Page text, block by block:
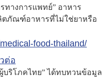
ทางการแพทย์” อาหาร
ลิตภัณฑ์อาหารที่ไม่ใช่ยาหรือ
food-thailand/
ต่อ
บริโภคไทย” ได้ทบทวนข้อมูล